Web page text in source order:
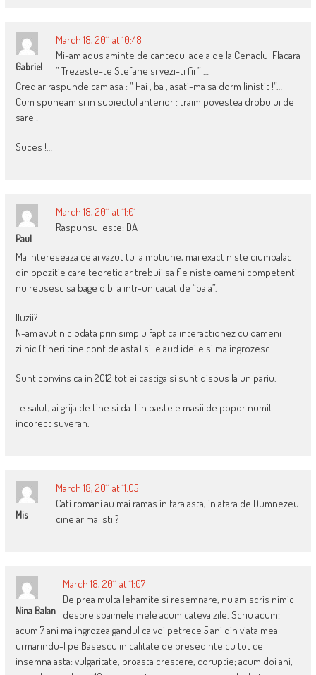
Gabriel
March 18, 2011 at 10:48
Mi-am adus aminte de cantecul acela de la Cenaclul Flacara
” Trezeste-te Stefane si vezi-ti fii ” …
Cred ar raspunde cam asa : ” Hai , ba ,lasati-ma sa dorm linistit !”…
Cum spuneam si in subiectul anterior : traim povestea drobului de
sare !
Suces !…
Paul
March 18, 2011 at 11:01
Raspunsul este: DA
Ma intereseaza ce ai vazut tu la motiune, mai exact niste ciumpalaci
din opozitie care teoretic ar trebuii sa fie niste oameni competenti
nu reusesc sa bage o bila intr-un cacat de “oala”.
Iluzii?
N-am avut niciodata prin simplu fapt ca interactionez cu oameni
zilnic (tineri tine cont de asta) si le aud ideile si ma ingrozesc.
Sunt convins ca in 2012 tot ei castiga si sunt dispus la un pariu.
Te salut, ai grija de tine si da-l in pastele masii de popor numit
incorect suveran.
Mis
March 18, 2011 at 11:05
Cati romani au mai ramas in tara asta, in afara de Dumnezeu
cine ar mai sti ?
Nina Balan
March 18, 2011 at 11:07
De prea multa lehamite si resemnare, nu am scris nimic
despre spaimele mele acum cateva zile. Scriu acum:
acum 7 ani ma ingrozea gandul ca voi petrece 5 ani din viata mea
urmarindu-l pe Basescu in calitate de presedinte cu tot ce
insemna asta: vulgaritate, proasta crestere, coruptie; acum doi ani,